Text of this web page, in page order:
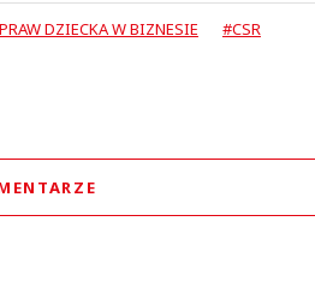
DZIECKA W BIZNESIE #CSR